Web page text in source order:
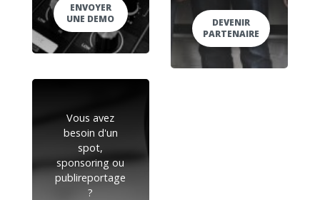
ENVOYER
UNE DEMO
DEVENIR
PARTENAIRE
Vous avez
besoin d'un
spot,
sponsoring ou
publireportage
?